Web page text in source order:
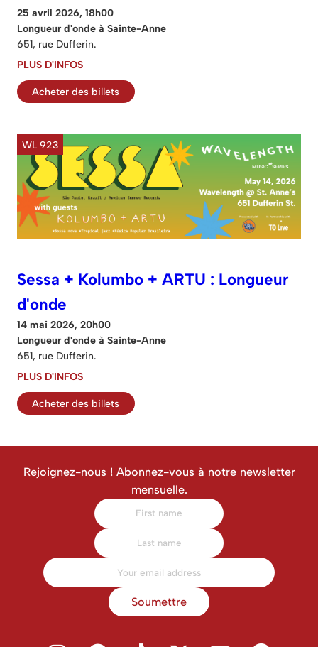
25 avril 2026, 18h00
Longueur d'onde à Sainte-Anne
651, rue Dufferin.
PLUS D'INFOS
Acheter des billets
WL 923
Sessa + Kolumbo + ARTU : Longueur
d'onde
14 mai 2026, 20h00
Longueur d'onde à Sainte-Anne
651, rue Dufferin.
PLUS D'INFOS
Acheter des billets
Rejoignez-nous ! Abonnez-vous à notre newsletter
mensuelle.
Soumettre